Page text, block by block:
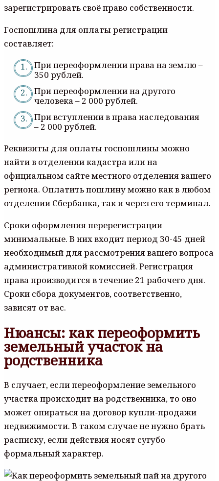
зарегистрировать своё право собственности.
Госпошлина для оплаты регистрации
составляет:
При переоформлении права на землю –
350 рублей.
При переоформлении на другого
человека – 2 000 рублей.
При вступлении в права наследования
– 2 000 рублей.
Реквизиты для оплаты госпошлины можно
найти в отделении кадастра или на
официальном сайте местного отделения вашего
региона. Оплатить пошлину можно как в любом
отделении Сбербанка, так и через его терминал.
Сроки оформления перерегистрации
минимальные. В них входит период 30-45 дней
необходимый для рассмотрения вашего вопроса
административной комиссией. Регистрация
права производится в течение 21 рабочего дня.
Сроки сбора документов, соответственно,
зависят от вас.
Нюансы: как переоформить
земельный участок на
родственника
В случает, если переоформление земельного
участка происходит на родственника, то оно
может опираться на договор купли-продажи
недвижимости. В таком случае не нужно брать
расписку, если действия носят сугубо
формальный характер.